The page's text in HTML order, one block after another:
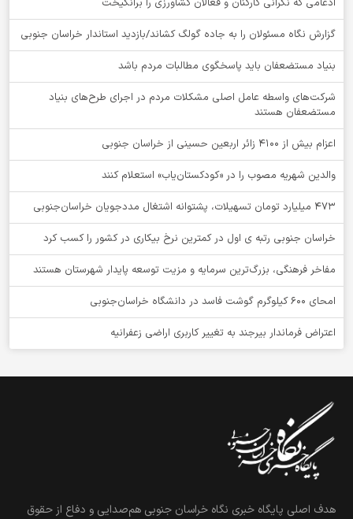
گزارش نگاه مسئولان را به جاده گولگ کشاند/بازدید استاندار خراسان جنوبی
بنیاد مستضعفان باید پاسخگوی مطالبات مردم باشد
شرکت‌های واسطه عامل اصلی مشکلات مردم در اجرای طرح‌های بنیاد
مستضعفان هستند
اعزام بیش از 4100 زائر اربعین حسینی از خراسان جنوبی
والدین شهریه مصوب را در «کودکستان‌یاب» استعلام کنند
۴۷۳ میلیارد تومان تسهیلات، پشتوانه اشتغال مددجویان خراسان‌جنوبی
خراسان جنوبی رتبه ی اول در کمترین نرخ بیکاری در کشور را کسب کرد
مفاخر فرهنگی، بزرگ‌ترین سرمایه و مزیت توسعه پایدار شهرستان هستند
امحای ۶۰۰ کیلوگرم گوشت فاسد در دانشگاه خراسان‌جنوبی
اعتراض فرماندار بیرجند به تغییر کاربری اراضی زعفرانیه
هدف اصلی پایگاه خبری نگاه خراسان جنوبی هم‌صدایی و دفاع از حقوق